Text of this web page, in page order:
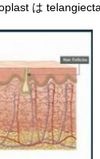
は